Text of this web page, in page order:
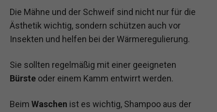
Die Mähne und der Schweif sind nicht nur für die
Ästhetik wichtig, sondern schützen auch vor
Insekten und helfen bei der Wärmeregulierung.
Sie sollten regelmäßig mit einer geeigneten
Bürste oder einem Kamm entwirrt werden.
Beim Waschen ist es wichtig, Shampoo aus der